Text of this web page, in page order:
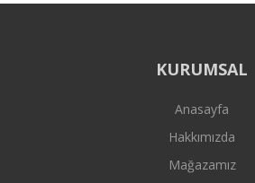
KURUMSAL
Anasayfa
Hakkımızda
Mağazamız